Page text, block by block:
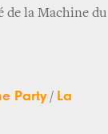
de la Machine du
Party/ La